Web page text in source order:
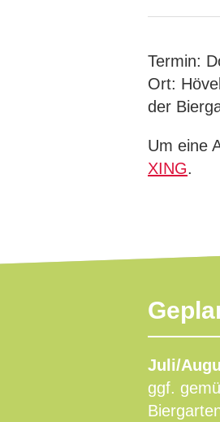
Termin:
Ort:
der
Um eine
XING.
Juli/
ggf.